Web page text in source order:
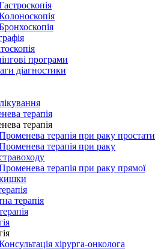
програми
діагностики
терапія
терапія
терапія при раку простати
терапія при раку
терапія при раку прямої
терапія
хірурга-онколога